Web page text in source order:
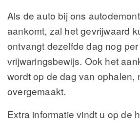
Als de auto bij ons
aankomt, zal het gevrijwaard
ontvangt dezelfde dag nog
vrijwaringsbewijs. Ook het
wordt op de dag van ophalen,
overgemaakt.
Extra informatie vindt u op de